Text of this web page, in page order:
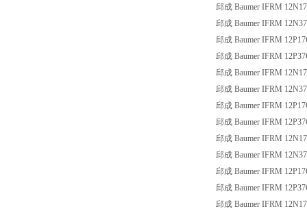
邱成 Baumer IFRM
邱成 Baumer IFRM
邱成 Baumer IFRM
邱成 Baumer IFRM
邱成 Baumer IFRM
邱成 Baumer IFRM
邱成 Baumer IFRM
邱成 Baumer IFRM
邱成 Baumer IFRM
邱成 Baumer IFRM
邱成 Baumer IFRM
邱成 Baumer IFRM
邱成 Baumer IFRM